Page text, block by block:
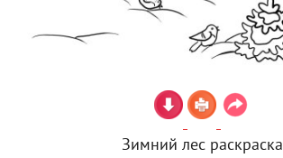
Зимний лес раскраска